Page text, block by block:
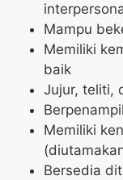
Mampu
Memiliki
baik
Jujur, teliti,
Memiliki
Bersedia